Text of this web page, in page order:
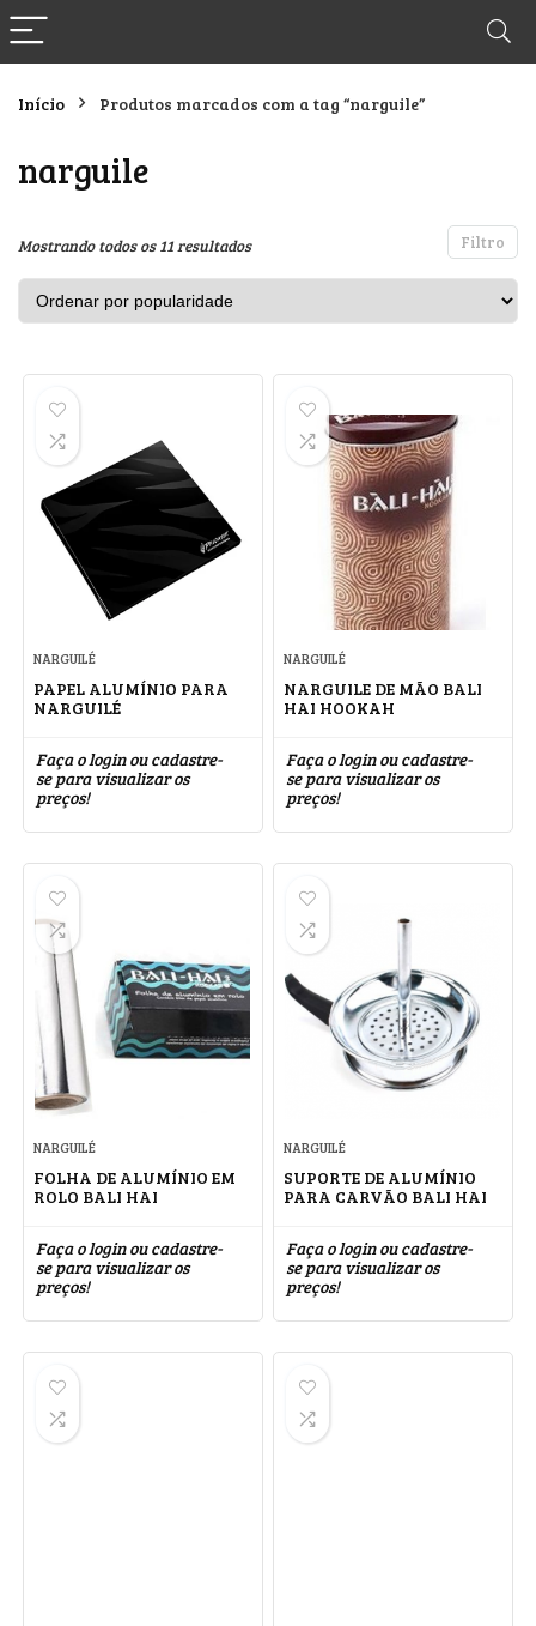
Início Produtos marcados com a tag “narguile”
narguile
Filtro
Mostrando todos os 11 resultadosClassificado
por
NARGUILÉ
PAPEL ALUMÍNIO PARA
NARGUILÉ
Faça o login ou cadastre-
se para visualizar os
preços!
NARGUILÉ
NARGUILE DE MÃO BALI
HAI HOOKAH
Faça o login ou cadastre-
se para visualizar os
preços!
NARGUILÉ
FOLHA DE ALUMÍNIO EM
ROLO BALI HAI
Faça o login ou cadastre-
se para visualizar os
preços!
NARGUILÉ
SUPORTE DE ALUMÍNIO
PARA CARVÃO BALI HAI
Faça o login ou cadastre-
se para visualizar os
preços!